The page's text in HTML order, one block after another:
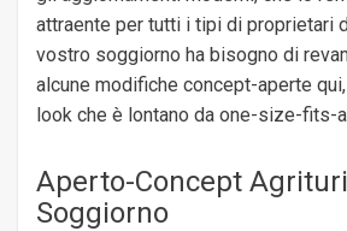
attraente per tutti i tipi di proprietari
vostro soggiorno ha bisogno di
alcune modifiche concept-aperte
look che è lontano da one-size-fits-
Aperto-Concept
Soggiorno